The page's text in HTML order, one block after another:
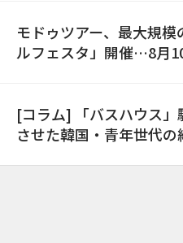
モドゥツアー、最大規模
ルフェスタ」開催…8月
[コラム] 「バスハウス」
させた韓国・青年世代の